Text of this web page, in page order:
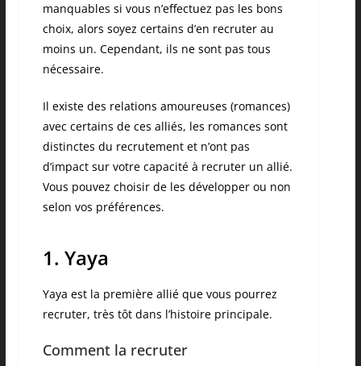
manquables si vous n’effectuez pas les bons
choix, alors soyez certains d’en recruter au
moins un. Cependant, ils ne sont pas tous
nécessaire.
Il existe des relations amoureuses (romances)
avec certains de ces alliés, les romances sont
distinctes du recrutement et n’ont pas
d’impact sur votre capacité à recruter un allié.
Vous pouvez choisir de les développer ou non
selon vos préférences.
1. Yaya
Yaya est la première allié que vous pourrez
recruter, très tôt dans l’histoire principale.
Comment la recruter